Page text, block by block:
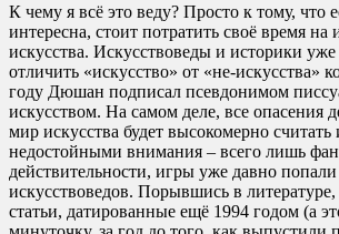
К чему я всё это веду? Просто к тому, что
интересна, стоит потратить своё время на
искусства. Искусствоведы и историки
отличить «искусство» от «не-искусства»
году Дюшан подписал псевдонимом
искусством. На самом деле, все опасения
мир искусства будет высокомерно считать
недостойными внимания – всего лишь
действительности, игры уже давно
искусствоведов. Порывшись в
статьи, датированные ещё 1994 годом (а